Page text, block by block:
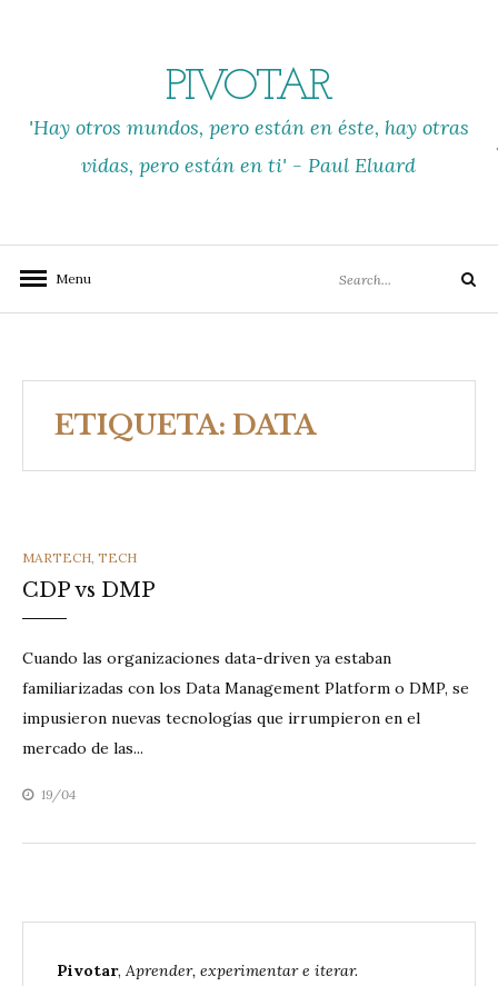
PIVOTAR
'Hay otros mundos, pero están en éste, hay otras
vidas, pero están en ti' - Paul Eluard
Menu
for:
Search
ETIQUETA: DATA
CATEGORIES
MARTECH, TECH
CDP vs DMP
Cuando las organizaciones data-driven ya estaban
familiarizadas con los Data Management Platform o DMP, se
impusieron nuevas tecnologías que irrumpieron en el
mercado de las...
19/04
Pivotar, Aprender, experimentar e iterar.